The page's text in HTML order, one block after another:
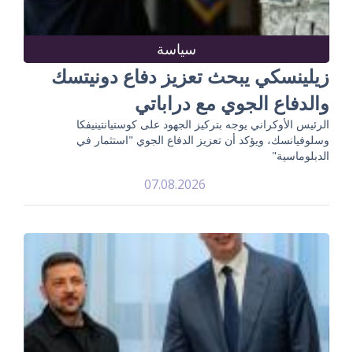
سياسة
زيلينسكي يبحث تعزيز دفاع دونيتسك
والدفاع الجوي مع دراباتي
الرئيس الأوكراني يوجه بتركيز الجهود على كوستيانتينيفكا
وسلوفيانسك، ويؤكد أن تعزيز الدفاع الجوي "استثمار في
الدبلوماسية"
07.08.2026